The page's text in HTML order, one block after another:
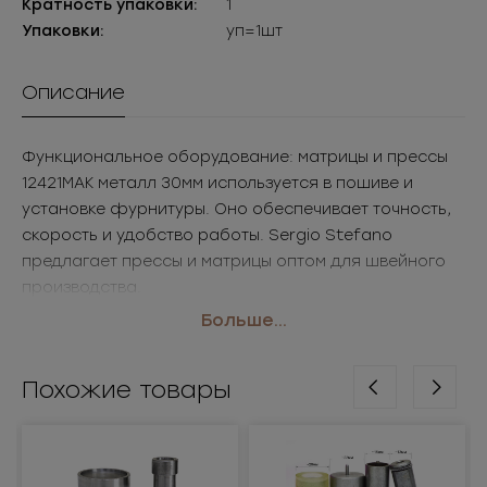
Кратность упаковки:
1
Упаковки:
уп=1шт
Описание
Функциональное оборудование: матрицы и прессы
12421МАК металл 30мм используется в пошиве и
установке фурнитуры. Оно обеспечивает точность,
скорость и удобство работы. Sergio Stefano
предлагает прессы и матрицы оптом для швейного
производства.
фурнитуры
Больше...
Похожие товары